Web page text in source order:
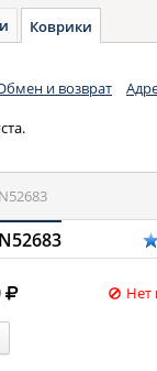
Коврики
и возврат
N52683
Нет